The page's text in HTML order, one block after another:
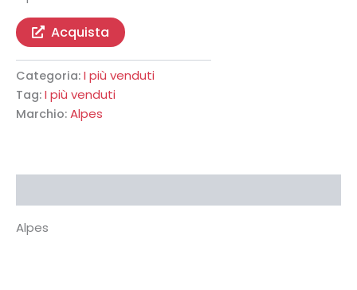
Acquista
Categoria: I più venduti
Tag: I più venduti
Marchio: Alpes
Alpes